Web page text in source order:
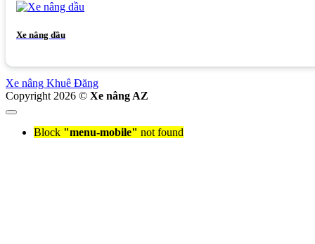
Xe nâng dầu
Xe nâng Khuê Đăng
Copyright 2026 © Xe nâng AZ
Block "menu-mobile" not found